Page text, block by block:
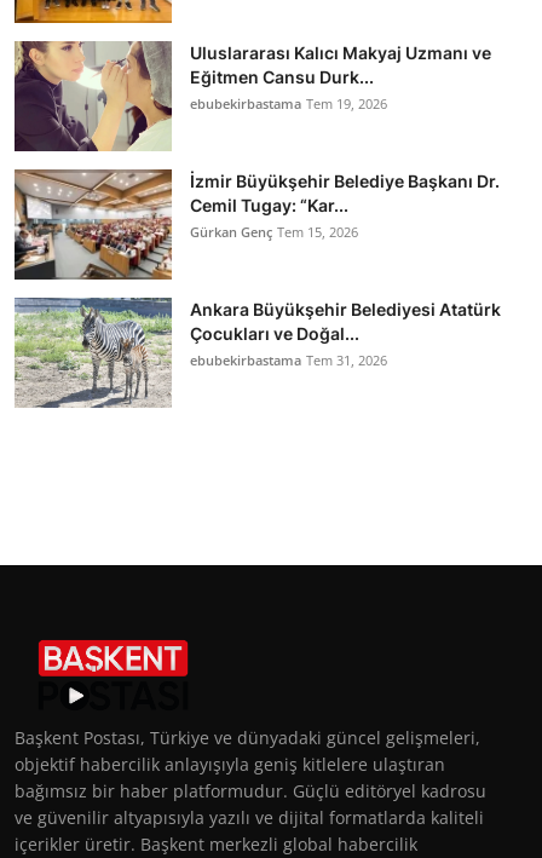
Uluslararası Kalıcı Makyaj Uzmanı ve
Eğitmen Cansu Durk...
ebubekirbastama Tem 19, 2026
İzmir Büyükşehir Belediye Başkanı Dr.
Cemil Tugay: “Kar...
Gürkan Genç Tem 15, 2026
Ankara Büyükşehir Belediyesi Atatürk
Çocukları ve Doğal...
ebubekirbastama Tem 31, 2026
Başkent Postası, Türkiye ve dünyadaki güncel gelişmeleri,
objektif habercilik anlayışıyla geniş kitlelere ulaştıran
bağımsız bir haber platformudur. Güçlü editöryel kadrosu
ve güvenilir altyapısıyla yazılı ve dijital formatlarda kaliteli
içerikler üretir. Başkent merkezli global habercilik